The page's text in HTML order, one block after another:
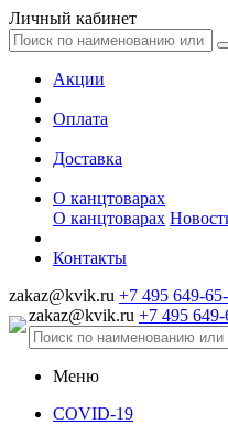
Личный кабинет
Акции
Оплата
Доставка
О канцтоварах
О канцтоварах
Контакты
zakaz@kvik.ru +7 495 649-
zakaz@kvik.ru +7 495
Меню
COVID-19